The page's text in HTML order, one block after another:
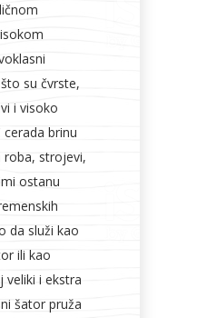
su čvrste,
i visoko
cerada brinu
roba, strojevi,
ostanu
da služi kao
ili kao
veliki i ekstra
šator pruža